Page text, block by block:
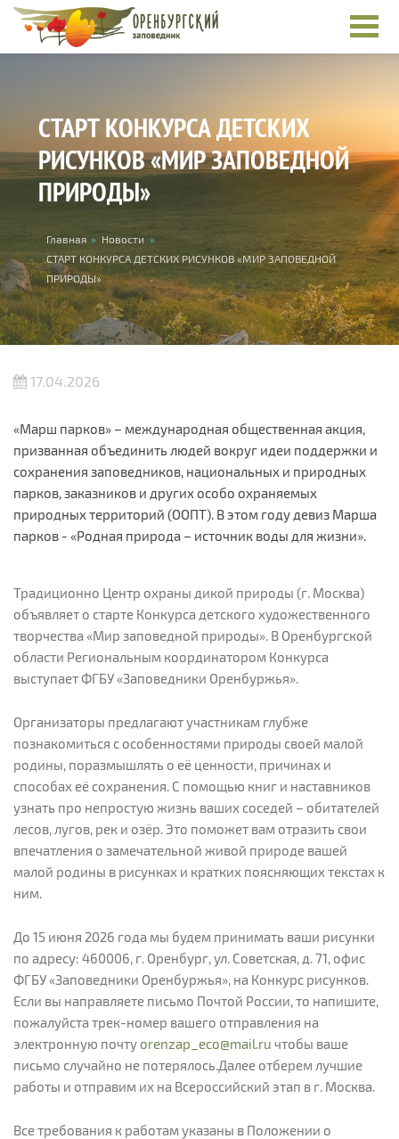
Перейти к основному содержанию
СТАРТ КОНКУРСА ДЕТСКИХ
РИСУНКОВ «МИР ЗАПОВЕДНОЙ
ПРИРОДЫ»
Вы здесь
Главная » Новости »
СТАРТ КОНКУРСА ДЕТСКИХ РИСУНКОВ «МИР ЗАПОВЕДНОЙ
ПРИРОДЫ»
17.04.2026
«Марш парков» – международная общественная акция,
призванная объединить людей вокруг идеи поддержки и
сохранения заповедников, национальных и природных
парков, заказников и других особо охраняемых
природных территорий (ООПТ). В этом году девиз Марша
парков - «Родная природа – источник воды для жизни».
Традиционно Центр охраны дикой природы (г. Москва)
объявляет о старте Конкурса детского художественного
творчества «Мир заповедной природы». В Оренбургской
области Региональным координатором Конкурса
выступает ФГБУ «Заповедники Оренбуржья».
Организаторы предлагают участникам глубже
познакомиться с особенностями природы своей малой
родины, поразмышлять о её ценности, причинах и
способах её сохранения. С помощью книг и наставников
узнать про непростую жизнь ваших соседей – обитателей
лесов, лугов, рек и озёр. Это поможет вам отразить свои
впечатления о замечательной живой природе вашей
малой родины в рисунках и кратких поясняющих текстах к
ним.
До 15 июня 2026 года мы будем принимать ваши рисунки
по адресу: 460006, г. Оренбург, ул. Советская, д. 71, офис
ФГБУ «Заповедники Оренбуржья», на Конкурс рисунков.
Если вы направляете письмо Почтой России, то напишите,
пожалуйста трек-номер вашего отправления на
электронную почтуorenzap_eco@mail.ru чтобы ваше
письмо случайно не потерялось.Далее отберем лучшие
работы и отправим их на Всероссийский этап в г. Москва.
Все требования к работам указаны в Положении о